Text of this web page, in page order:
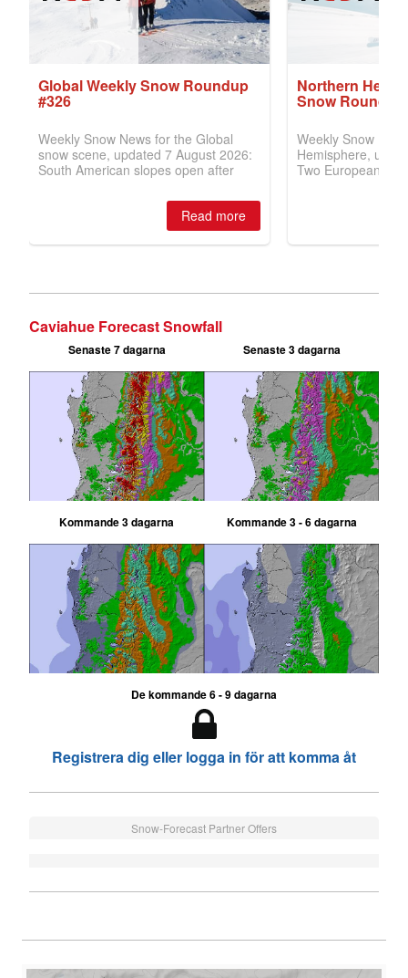
Caviahue Forecast Snowfall
Senaste 7 dagarna Senaste 3 dagarna
Kommande 3 dagarna Kommande 3 - 6 dagarna
De kommande 6 - 9 dagarna
Registrera dig eller logga in för att komma åt
Snow-Forecast Partner Offers